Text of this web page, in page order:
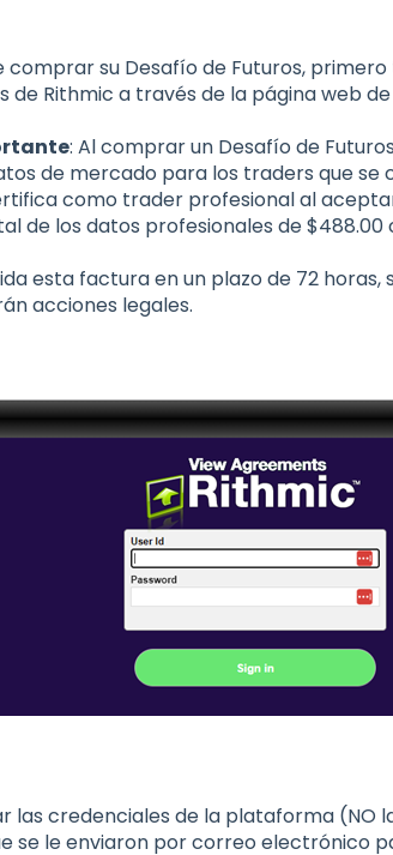
comprar su Desafío de Futuros,
de Rithmic a través de la página web
: Al comprar un Desafío de
de mercado para los traders que se
como trader profesional al
de los datos profesionales de $488.00
esta factura en un plazo de 72
acciones legales.
las credenciales de la plataforma (NO
se le enviaron por correo electrónico